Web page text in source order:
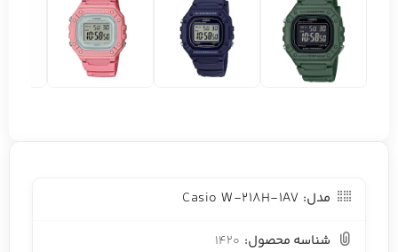
مدل: Casio W-218H-1AV
شناسه محصول: 1420